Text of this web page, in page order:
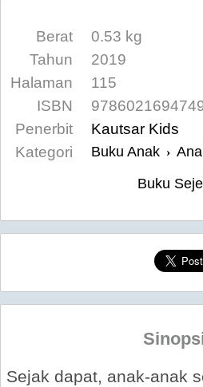
Berat
0.53 kg
Tahun
2019
Halaman
115
ISBN
Penerbit
Kautsar Kids
Kategori
Buku Anak ›
Buku
Sejak dapat, anak-anak